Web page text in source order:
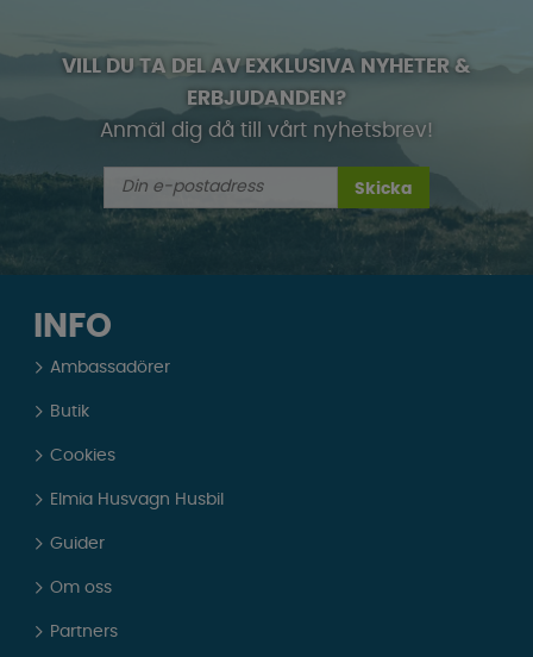
VILL DU TA DEL AV EXKLUSIVA NYHETER &
ERBJUDANDEN?
Anmäl dig då till vårt nyhetsbrev!
Skicka
INFO
Ambassadörer
Butik
Cookies
Elmia Husvagn Husbil
Guider
Om oss
Partners